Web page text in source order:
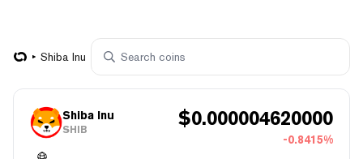
Shiba Inu
Shiba Inu
SHIB
$0.000004620000
-0.8415%